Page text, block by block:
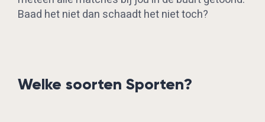
Baad het niet dan schaadt het niet toch?
Welke soorten Sporten?